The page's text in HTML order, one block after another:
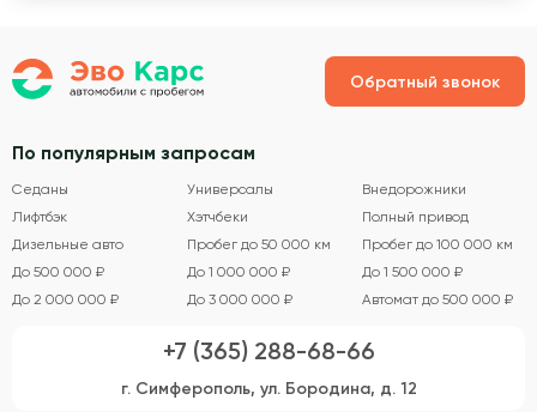
Обратный звонок
По популярным запросам
Седаны Универсалы
Внедорожники
Лифтбэк
Хэтчбеки
Полный привод
Дизельные авто
Пробег до 50 000 км
Пробег до 100 000 км
До 500 000 ₽
До 1 000 000 ₽
До 1 500 000 ₽
До 2 000 000 ₽
До 3 000 000 ₽ Автомат до 500 000 ₽
+7 (365) 288-68-66
г. Симферополь, ул. Бородина, д. 12